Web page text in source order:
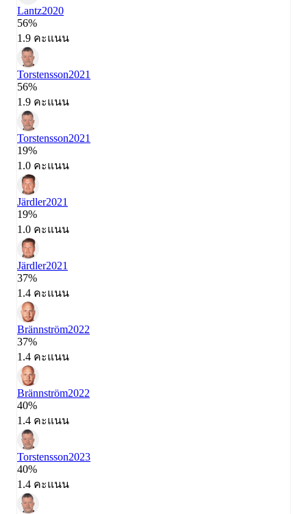
Lantz2020
56%
1.9 คะแนน
Torstensson2021
56%
1.9 คะแนน
Torstensson2021
19%
1.0 คะแนน
Järdler2021
19%
1.0 คะแนน
Järdler2021
37%
1.4 คะแนน
Brännström2022
37%
1.4 คะแนน
Brännström2022
40%
1.4 คะแนน
Torstensson2023
40%
1.4 คะแนน